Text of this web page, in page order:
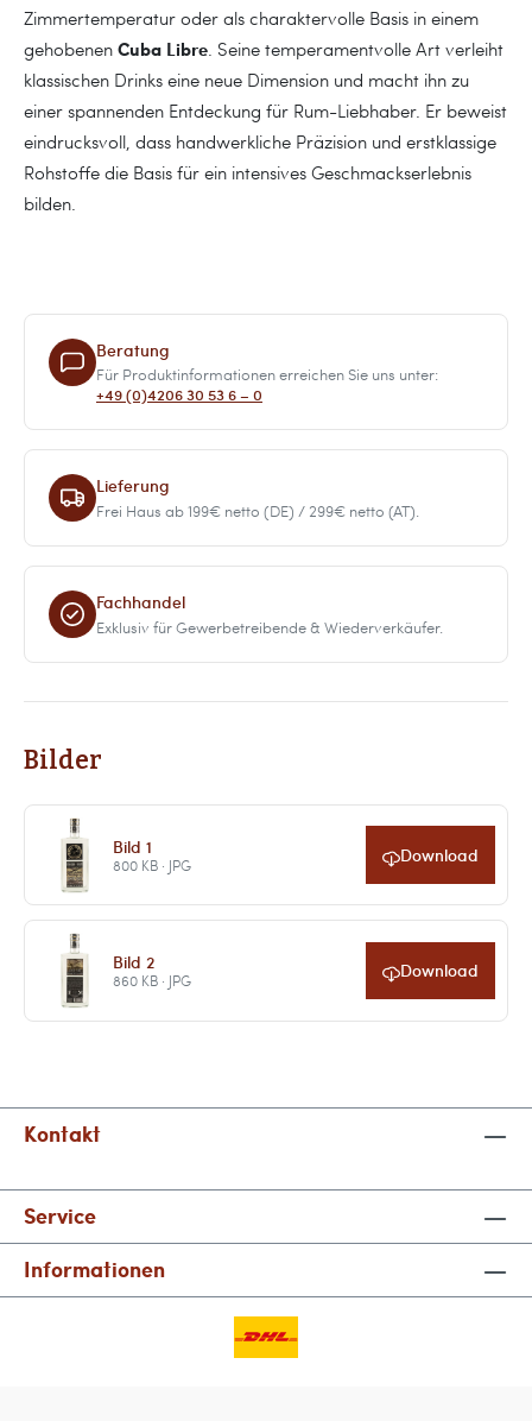
Zimmertemperatur oder als charaktervolle Basis in einem
gehobenen Cuba Libre . Seine temperamentvolle Art verleiht
klassischen Drinks eine neue Dimension und macht ihn zu
einer spannenden Entdeckung für Rum-Liebhaber. Er beweist
eindrucksvoll, dass handwerkliche Präzision und erstklassige
Rohstoffe die Basis für ein intensives Geschmackserlebnis
bilden.
Beratung
Für Produktinformationen erreichen Sie uns unter:
+49 (0)4206 30 53 6 – 0
Lieferung
Frei Haus ab 199€ netto (DE) / 299€ netto (AT).
Fachhandel
Exklusiv für Gewerbetreibende & Wiederverkäufer.
Bilder
Bild 1
800 KB · JPG Download
Bild 2
860 KB · JPG Download
Kontakt
Service
Informationen